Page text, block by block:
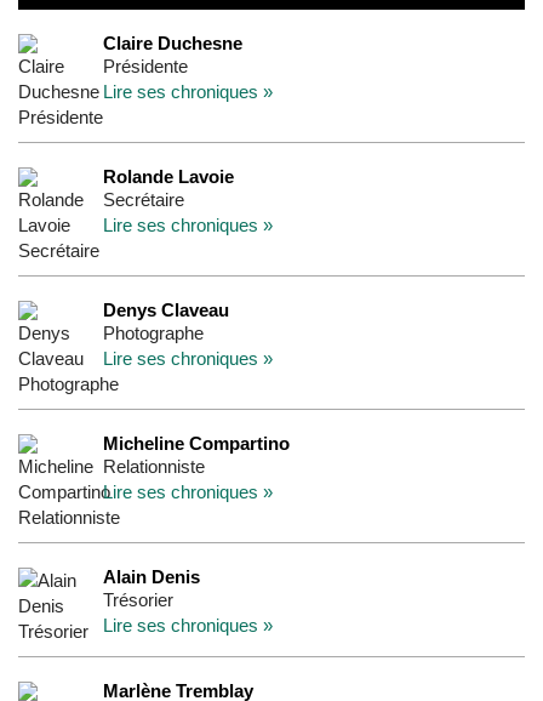
Claire Duchesne
Présidente
Lire ses chroniques »
Rolande Lavoie
Secrétaire
Lire ses chroniques »
Denys Claveau
Photographe
Lire ses chroniques »
Micheline Compartino
Relationniste
Lire ses chroniques »
Alain Denis
Trésorier
Lire ses chroniques »
Marlène Tremblay